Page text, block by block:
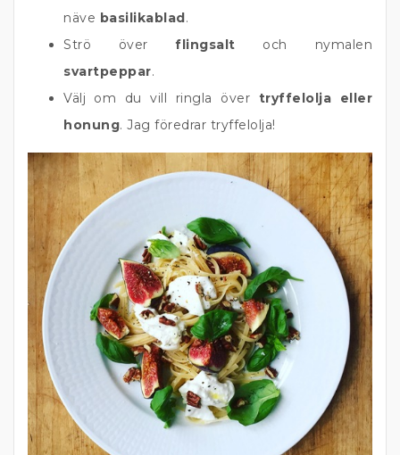
näve basilikablad.
Strö överflingsalt och nymalen
svartpeppar.
Välj om du vill ringla över tryffelolja eller
honung. Jag föredrar tryffelolja!